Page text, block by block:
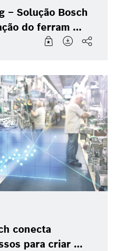
– Solução Bosch
do ferram ...
conecta
para criar ...